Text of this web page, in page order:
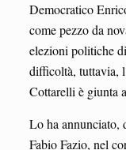
Democratico
come pezzo da
elezioni politiche
difficoltà, tuttavia,
Cottarelli è giunta
Lo ha annunciato,
Fabio Fazio, nel